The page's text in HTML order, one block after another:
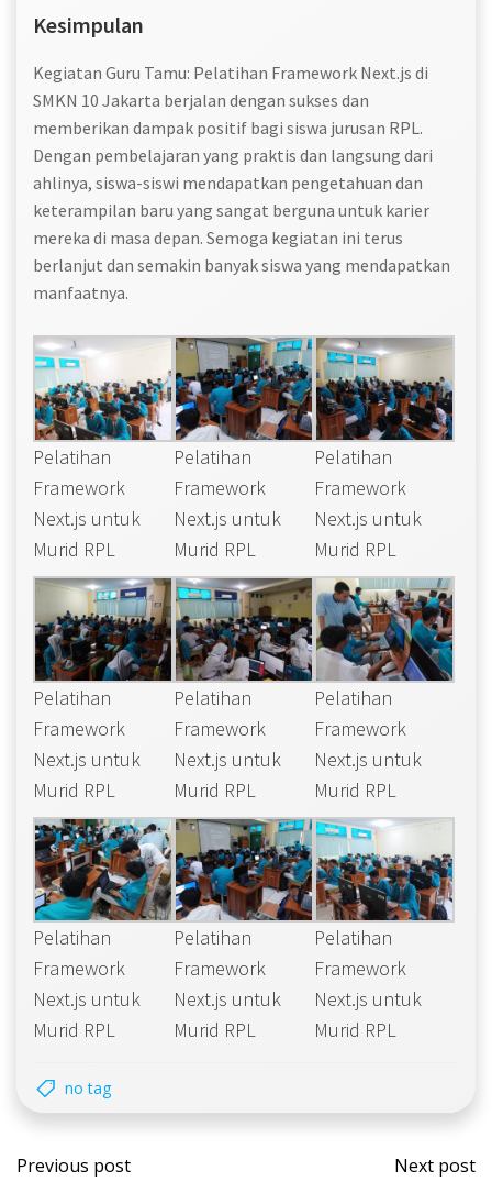
Kesimpulan
Kegiatan Guru Tamu: Pelatihan Framework Next.js di
SMKN 10 Jakarta berjalan dengan sukses dan
memberikan dampak positif bagi siswa jurusan RPL.
Dengan pembelajaran yang praktis dan langsung dari
ahlinya, siswa-siswi mendapatkan pengetahuan dan
keterampilan baru yang sangat berguna untuk karier
mereka di masa depan. Semoga kegiatan ini terus
berlanjut dan semakin banyak siswa yang mendapatkan
manfaatnya.
Pelatihan
Framework
Next.js untuk
Murid RPL
Pelatihan
Framework
Next.js untuk
Murid RPL
Pelatihan
Framework
Next.js untuk
Murid RPL
Pelatihan
Framework
Next.js untuk
Murid RPL
Pelatihan
Framework
Next.js untuk
Murid RPL
Pelatihan
Framework
Next.js untuk
Murid RPL
Pelatihan
Framework
Next.js untuk
Murid RPL
Pelatihan
Framework
Next.js untuk
Murid RPL
Pelatihan
Framework
Next.js untuk
Murid RPL
no tag
Post
Previous post
Post
Next post